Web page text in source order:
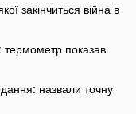
закінчиться війна в
показав
назвали точну